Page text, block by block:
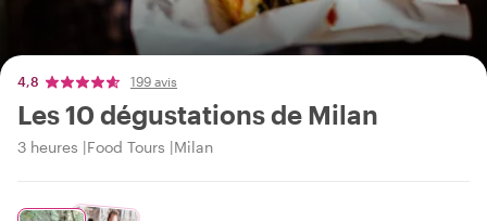
4,8 199 avis
Les 10 dégustations de Milan
3 heures Food Tours Milan